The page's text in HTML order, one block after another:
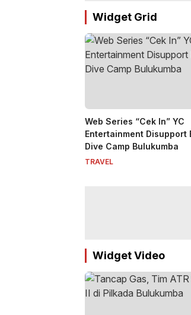
Widget Grid
Web Series “Cek In” YC
Entertainment Disupport
Dive Camp Bulukumba
TRAVEL
Widget Video